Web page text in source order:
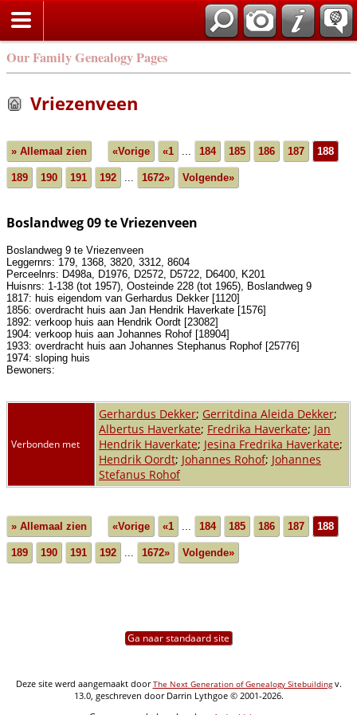
Our Family Genealogy Pages
Vriezenveen
» Allemaal zien «Vorige «1 ... 184 185 186 187 188
189 190 191 192 ... 1672» Volgende»
Boslandweg 09 te Vriezenveen
Boslandweg 9 te Vriezenveen
Leggernrs: 179, 1368, 3820, 3312, 8604
Perceelnrs: D498a, D1976, D2572, D5722, D6400, K201
Huisnrs: 1-138 (tot 1957), Oosteinde 228 (tot 1965), Boslandweg 9
1817: huis eigendom van Gerhardus Dekker [1120]
1856: overdracht huis aan Jan Hendrik Haverkate [1576]
1892: verkoop huis aan Hendrik Oordt [23082]
1904: verkoop huis aan Johannes Rohof [18904]
1933: overdracht huis aan Johannes Stephanus Rophof [25776]
1974: sloping huis
Bewoners:
Verbonden met
Gerhardus Dekker; Gerritdina Aleida Dekker;
Albertus Haverkate; Fredrika Haverkate; Jan
Hendrik Haverkate; Jesina Fredrika Haverkate;
Hendrik Oordt; Johannes Rohof; Johannes
Stefanus Rohof
» Allemaal zien «Vorige «1 ... 184 185 186 187 188
189 190 191 192 ... 1672» Volgende»
Ga naar standaard site
Deze site werd aangemaakt doorThe Next Generation of Genealogy Sitebuildingv.
13.0, geschreven door Darrin Lythgoe © 2001-2026.